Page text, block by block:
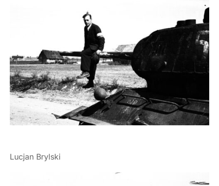
Lucjan Brylski